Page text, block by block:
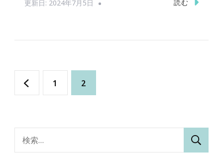
更新日: 2024年7月5日 読む
投
の
固
1 固
2